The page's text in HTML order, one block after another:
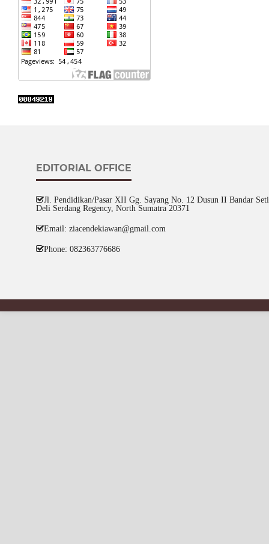
EDITORIAL OFFICE
Jl. Pendidikan/Pasar XII Gg. Sayang No. 12 Dusun II Bandar
Deli Serdang Regency, North Sumatra 20371
Email: ziacendekiawan@gmail.com
Phone: 082363776686